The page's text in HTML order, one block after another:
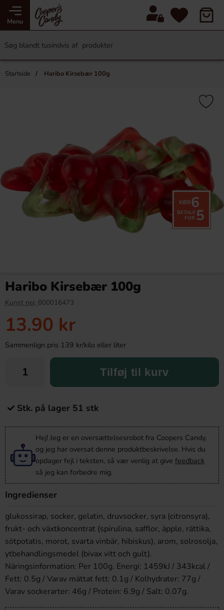
Menu
Startside Haribo Kirsebær 100g
KØB6
BETALE
FOR 5
Haribo Kirsebær 100g
Kunst nej: 800016473
13.90 kr
Sammenlign pris 139 kr/kilo eller liter
Tilføj til kurv
Stk. på lager 51 stk
Hej! Jeg er en oversættelsesrobot fra Coopers Candy,
og jeg har oversat denne produktbeskrivelse. Hvis du
opdager fejl i teksten, så vær venlig at give feedback
så jeg kan forbedre mig.
Ingredienser
glukossirap, socker, gelatin, druvsocker, syra (citronsyra),
frukt- och växtkoncentrat (spirulina, safflor, äpple, rättika,
sötpotatis, morot, svarta vinbär, hibiskus), arom, solrosolja,
ytbehandlingsmedel (bivax vitt och gult).
Näringsinformation: Per 100g. Energi: 1459kJ / 343kcal /
Fett: 0.5g / Varav mättat fett: 0.1g / Kolhydrater: 77g /
Varav sockerarter: 46g / Protein: 6.9g / Salt: 0.07g.